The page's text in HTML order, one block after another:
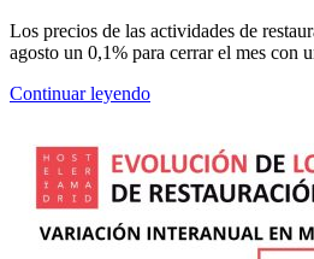
Los precios de las actividades de
agosto un 0,1% para cerrar el mes con
Continuar leyendo